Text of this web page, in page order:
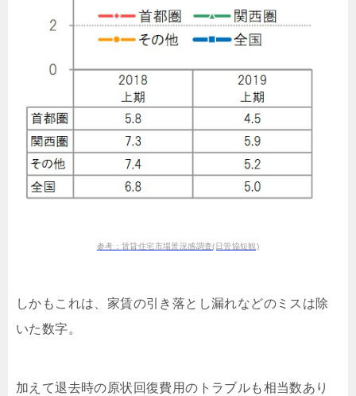
参考：賃貸住宅市場景況感調査(日管協短観)
しかもこれは、家賃の引き落とし漏れなどのミスは除
いた数字。
加えて退去時の原状回復費用のトラブルも相当数あり